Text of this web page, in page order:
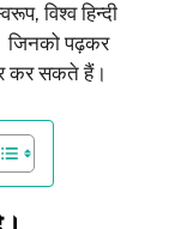
विश्‍व हिन्‍दी
जिनको पढ़कर
कर सकते हैं।